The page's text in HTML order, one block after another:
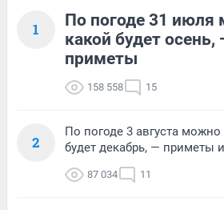
1
По погоде 31 июля
какой будет
приметы
158 558 15
2
По погоде 3 августа
будет декабрь, — приметы
87 034 11